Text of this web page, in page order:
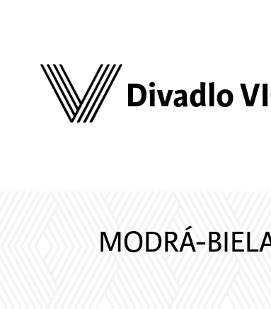
Divadlo
MODRÁ-